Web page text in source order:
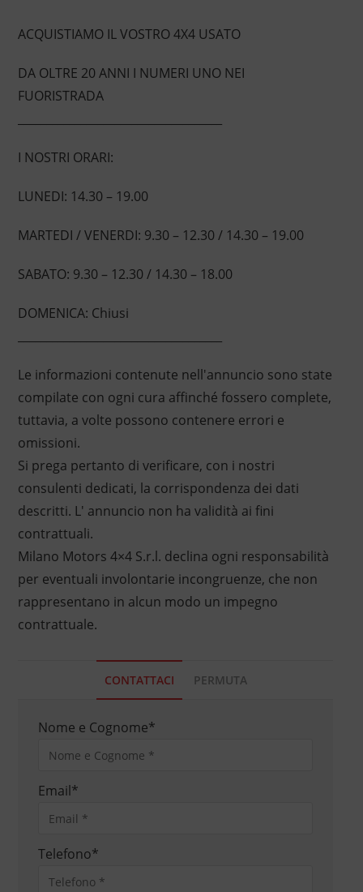
ACQUISTIAMO IL VOSTRO 4X4 USATO
DA OLTRE 20 ANNI I NUMERI UNO NEI
FUORISTRADA
I NOSTRI ORARI:
LUNEDI: 14.30 – 19.00
MARTEDI / VENERDI: 9.30 – 12.30 / 14.30 – 19.00
SABATO: 9.30 – 12.30 / 14.30 – 18.00
DOMENICA: Chiusi
Le informazioni contenute nell'annuncio sono state
compilate con ogni cura affinché fossero complete,
tuttavia, a volte possono contenere errori e
omissioni.
Si prega pertanto di verificare, con i nostri
consulenti dedicati, la corrispondenza dei dati
descritti. L' annuncio non ha validità ai fini
contrattuali.
Milano Motors 4×4 S.r.l. declina ogni responsabilità
per eventuali involontarie incongruenze, che non
rappresentano in alcun modo un impegno
contrattuale.
CONTATTACI PERMUTA
Nome e Cognome*
Email*
Telefono*